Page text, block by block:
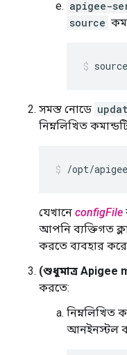
apigee-
source
সমস্ত নোডে
নিম্নলিখিত
/opt/
যেখানে configFile
আপনি ব্যক্তিগত
করতে ব্যবহার
(শুধুমাত্র Apigee
করতে:
নিম্নলিখিত
আনইনস্টল